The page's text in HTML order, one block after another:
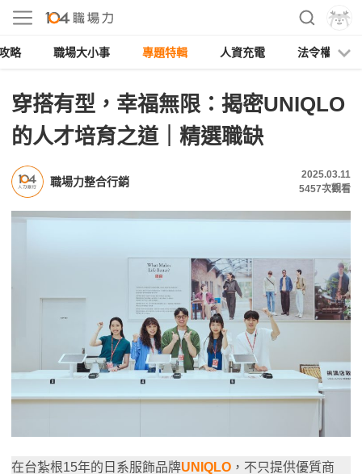
略 職場大小事 專題特輯 人資充電 法令權益
穿搭有型，幸福無限：揭密UNIQLO
的人才培育之道｜精選職缺
職場力整合行銷
2025.03.11
5457次觀看
在台紮根15年的日系服飾品牌UNIQLO ，不只提供優質商